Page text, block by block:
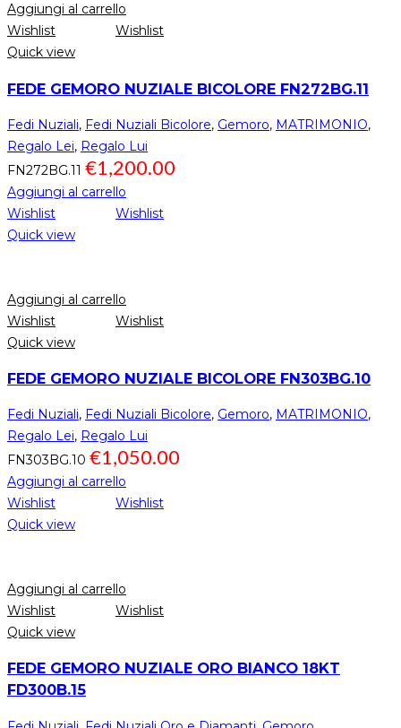
Aggiungi al carrello
Wishlist
Wishlist
Quick view
FEDE GEMORO NUZIALE BICOLORE FN272BG.11
Fedi Nuziali, Fedi Nuziali Bicolore, Gemoro, MATRIMONIO,
Regalo Lei, Regalo Lui
FN272BG.11 €1,200.00
Aggiungi al carrello
Wishlist
Wishlist
Quick view
Aggiungi al carrello
Wishlist
Wishlist
Quick view
FEDE GEMORO NUZIALE BICOLORE FN303BG.10
Fedi Nuziali, Fedi Nuziali Bicolore, Gemoro, MATRIMONIO,
Regalo Lei, Regalo Lui
FN303BG.10 €1,050.00
Aggiungi al carrello
Wishlist
Wishlist
Quick view
Aggiungi al carrello
Wishlist
Wishlist
Quick view
FEDE GEMORO NUZIALE ORO BIANCO 18KT
FD300B.15